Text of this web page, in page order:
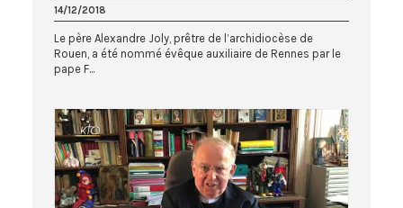
14/12/2018
Le père Alexandre Joly, prêtre de l’archidiocèse de
Rouen, a été nommé évêque auxiliaire de Rennes par le
pape F...